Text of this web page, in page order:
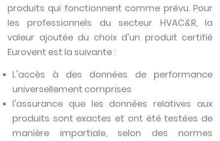
produits qui fonctionnent comme prévu. Pour
les professionnels du secteur HVAC&R, la
valeur ajoutée du choix d'un produit certifié
Eurovent est la suivante :
L'accès à des données de performance
universellement comprises
l'assurance que les données relatives aux
produits sont exactes et ont été testées de
manière impartiale, selon des normes